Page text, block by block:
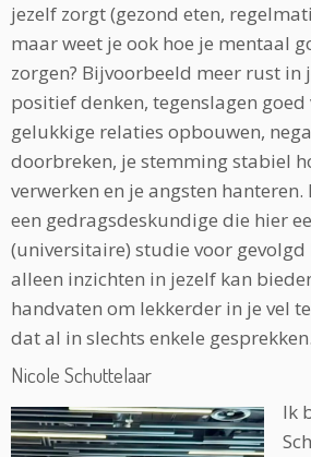
jezelf zorgt (gezond eten,
maar weet je ook hoe je mentaal
zorgen? Bijvoorbeeld meer rust in
positief denken, tegenslagen goed
gelukkige relaties opbouwen,
doorbreken, je stemming stabiel
verwerken en je angsten hanteren.
een gedragsdeskundige die hier
(universitaire) studie voor gevolgd
alleen inzichten in jezelf kan
handvaten om lekkerder in je vel
dat al in slechts enkele gesprekken.
Nicole Schuttelaar
Ik